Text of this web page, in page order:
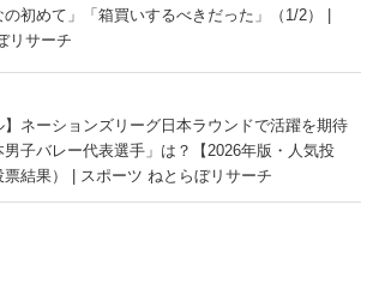
初めて」「箱買いするべきだった」（1/2） |
リサーチ
】ネーションズリーグ日本ラウンドで活躍を期待
男子バレー代表選手」は？【2026年版・人気投
結果） | スポーツ ねとらぼリサーチ